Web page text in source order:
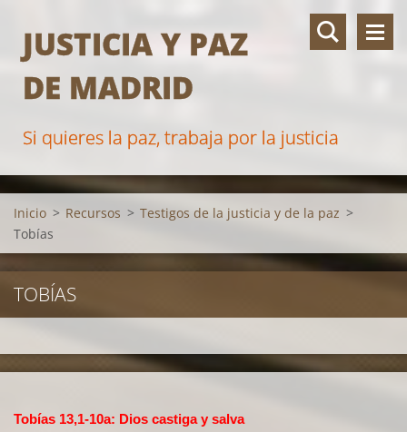
JUSTICIA Y PAZ
DE MADRID
Si quieres la paz, trabaja por la justicia
Inicio > Recursos > Testigos de la justicia y de la paz >
Tobías
TOBÍAS
Tobías 13,1-10a: Dios castiga y salva